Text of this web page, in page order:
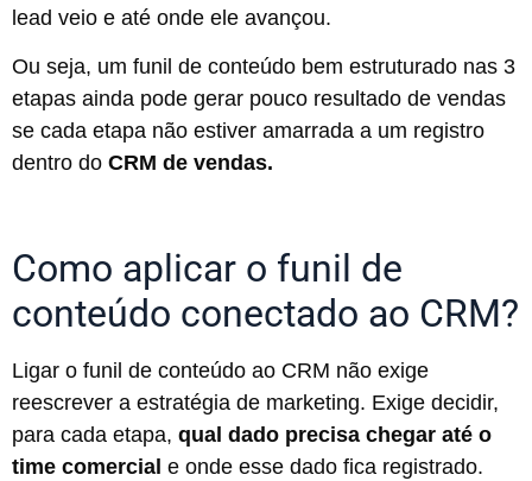
lead veio e até onde ele avançou.
Ou seja, um funil de conteúdo bem estruturado nas 3
etapas ainda pode gerar pouco resultado de vendas
se cada etapa não estiver amarrada a um registro
dentro do CRM de vendas.
Como aplicar o funil de
conteúdo conectado ao CRM?
Ligar o funil de conteúdo ao CRM não exige
reescrever a estratégia de marketing. Exige decidir,
para cada etapa, qual dado precisa chegar até o
time comercial e onde esse dado fica registrado.